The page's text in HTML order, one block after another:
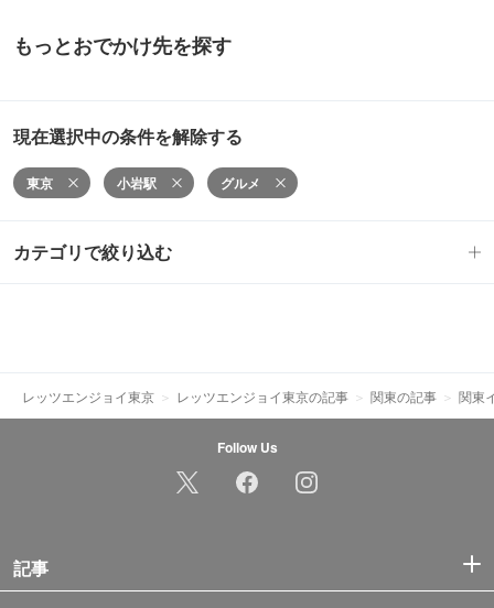
もっとおでかけ先を探す
現在選択中の条件を解除する
東京 小岩駅 グルメ
カテゴリで絞り込む
レッツエンジョイ東京 レッツエンジョイ東京の記事 関東の記事 関東
Follow Us
記事